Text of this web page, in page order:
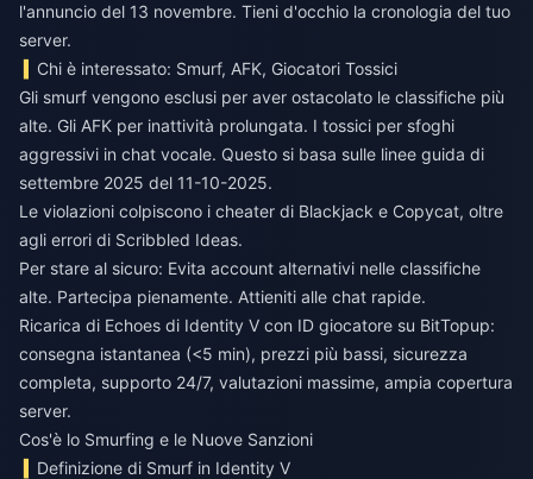
l'annuncio del 13 novembre. Tieni d'occhio la cronologia del tuo
server.
Chi è interessato: Smurf, AFK, Giocatori Tossici
Gli smurf vengono esclusi per aver ostacolato le classifiche più
alte. Gli AFK per inattività prolungata. I tossici per sfoghi
aggressivi in chat vocale. Questo si basa sulle linee guida di
settembre 2025 del 11-10-2025.
Le violazioni colpiscono i cheater di Blackjack e Copycat, oltre
agli errori di Scribbled Ideas.
Per stare al sicuro: Evita account alternativi nelle classifiche
alte. Partecipa pienamente. Attieniti alle chat rapide.
Ricarica di Echoes di Identity V con ID giocatore su BitTopup:
consegna istantanea (<5 min), prezzi più bassi, sicurezza
completa, supporto 24/7, valutazioni massime, ampia copertura
server.
Cos'è lo Smurfing e le Nuove Sanzioni
Definizione di Smurf in Identity V